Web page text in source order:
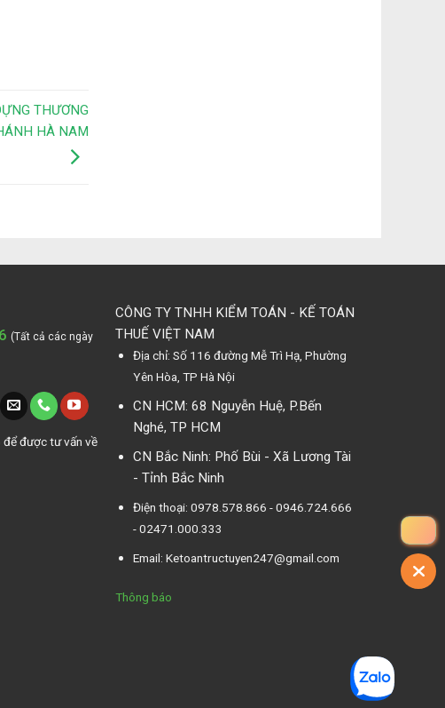
THƯƠNG
HÀ NAM
(Tất cả các ngày
được tư vấn về
CÔNG TY TNHH KIỂM TOÁN - KẾ TOÁN
THUẾ VIỆT NAM
Địa chỉ: Số 116 đường Mễ Trì Hạ, Phường
Yên Hòa, TP Hà Nội
CN HCM: 68 Nguyễn Huệ, P.Bến
Nghé, TP HCM
CN Bắc Ninh: Phố Bùi - Xã Lương Tài
- Tỉnh Bắc Ninh
Điện thoại: 0978.578.866 - 0946.724.666
- 02471.000.333
Email: Ketoantructuyen247@gmail.com
Thông báo